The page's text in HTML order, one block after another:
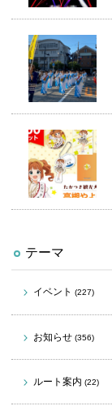
テーマ
イベント (227)
お知らせ (356)
ルート案内 (22)